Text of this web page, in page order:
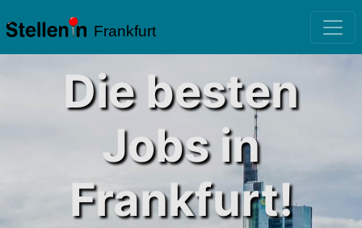
Frankfurt
Die besten
Jobs in
Frankfurt!